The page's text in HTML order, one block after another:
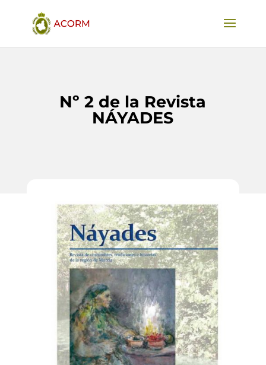
Nº 2 de la Revista
NÁYADES